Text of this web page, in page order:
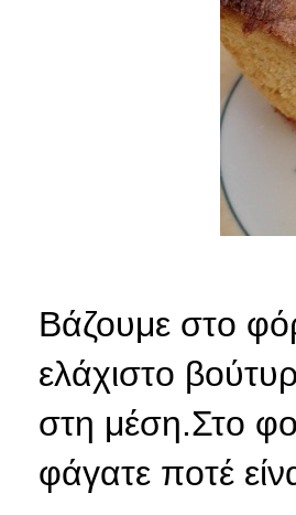
Βάζουμε στο
ελάχιστο
στη μέση.Στο
φάγατε ποτέ